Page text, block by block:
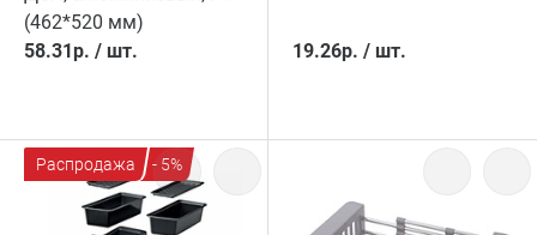
(462*520 мм)
58.31р. / шт. 19.26р. / шт.
Распродажа - 5%